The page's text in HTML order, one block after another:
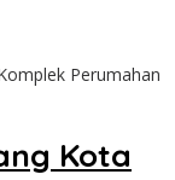
Perumahan
Kota